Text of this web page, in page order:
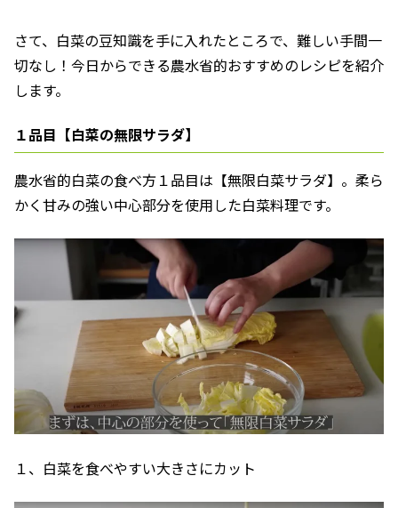
さて、白菜の豆知識を手に入れたところで、難しい手間一
切なし！今日からできる農水省的おすすめのレシピを紹介
します。
１品目【白菜の無限サラダ】
農水省的白菜の食べ方１品目は【無限白菜サラダ】。柔ら
かく甘みの強い中心部分を使用した白菜料理です。
１、白菜を食べやすい大きさにカット